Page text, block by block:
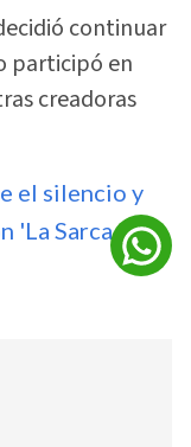
continuar
participó en
creadoras
el silencio y
'La Sarca